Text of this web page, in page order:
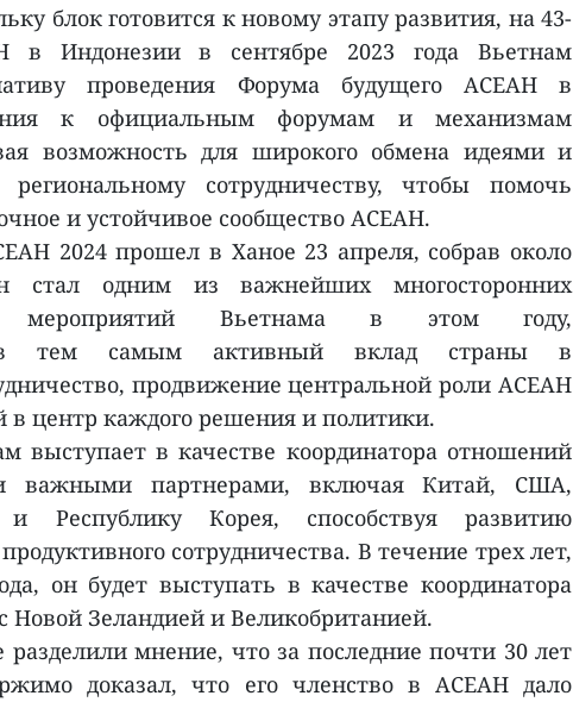
блок готовится к новому этапу развития, на 43-
Индонезии в сентябре 2023 года Вьетнам
проведения Форума будущего АСЕАН в
к официальным форумам и механизмам
возможность для широкого обмена идеями и
сотрудничеству, чтобы помочь
и устойчивое сообщество АСЕАН.
2024 прошел в Ханое 23 апреля, собрав около
стал одним из важнейших многосторонних
мероприятий Вьетнама в этом году,
тем самым активный вклад страны в
продвижение центральной роли АСЕАН
в центр каждого решения и политики.
выступает в качестве координатора отношений
важными партнерами, включая Китай, США,
Республику Корея, способствуя развитию
сотрудничества. В течение трех лет,
он будет выступать в качестве координатора
Зеландией и Великобританией.
мнение, что за последние почти 30 лет
доказал, что его членство в АСЕАН дало